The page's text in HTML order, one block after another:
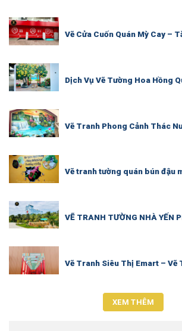
Vẽ Cửa Cuốn Quán Mỳ Cay –
Dịch Vụ Vẽ Tường Hoa Hồng
Vẽ Tranh Phong Cảnh Thác
Vẽ tranh tường quán bún đậu
VẼ TRANH TƯỜNG NHÀ YẾN
Vẽ Tranh Siêu Thị Emart –
XEM THÊM